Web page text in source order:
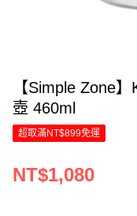
【Simple Zone
壺 460ml
超取滿NT$899免運
NT$1,080